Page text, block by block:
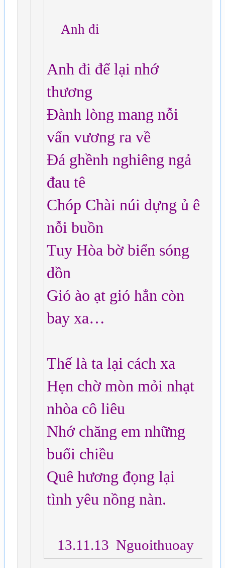
Anh đi
Anh đi để lại nhớ
thương
Đành lòng mang nỗi
vấn vương ra về
Đá ghềnh nghiêng ngả
đau tê
Chóp Chài núi dựng ủ ê
nỗi buồn
Tuy Hòa bờ biển sóng
dồn
Gió ào ạt gió hẳn còn
bay xa…
Thế là ta lại cách xa
Hẹn chờ mòn mỏi nhạt
nhòa cô liêu
Nhớ chăng em những
buổi chiều
Quê hương đọng lại
tình yêu nồng nàn.
13.11.13 Nguoithuoay